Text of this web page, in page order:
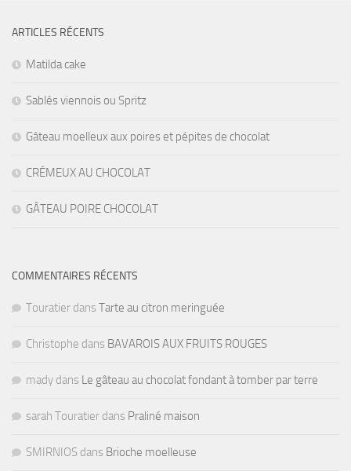
ARTICLES RÉCENTS
Matilda cake
Sablés viennois ou Spritz
Gâteau moelleux aux poires et pépites de chocolat
CRÉMEUX AU CHOCOLAT
GÂTEAU POIRE CHOCOLAT
COMMENTAIRES RÉCENTS
Touratier dans Tarte au citron meringuée
Christophe dans BAVAROIS AUX FRUITS ROUGES
mady dans Le gâteau au chocolat fondant à tomber par terre
sarah Touratier dans Praliné maison
SMIRNIOS dans Brioche moelleuse